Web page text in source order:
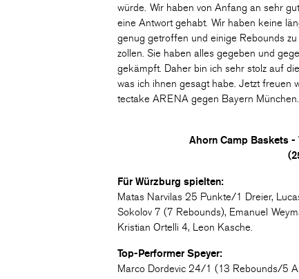
würde. Wir haben von Anfang an sehr
eine Antwort gehabt. Wir haben keine
genug getroffen und einige Rebounds
zollen. Sie haben alles gegeben und
gekämpft. Daher bin ich sehr stolz auf
was ich ihnen gesagt habe. Jetzt freuen
tectake ARENA gegen Bayern
Ahorn Camp Baskets -
Für Würzburg spielten:
Matas Narvilas 25 Punkte/1 Dreier,
Sokolov 7 (7 Rebounds), Emanuel
Kristian Ortelli 4, Leon Kasche.
Top-Performer Speyer:
Marco Dordevic 24/1 (13 Rebounds/5